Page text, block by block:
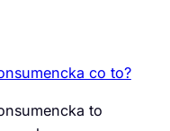
co to?
to